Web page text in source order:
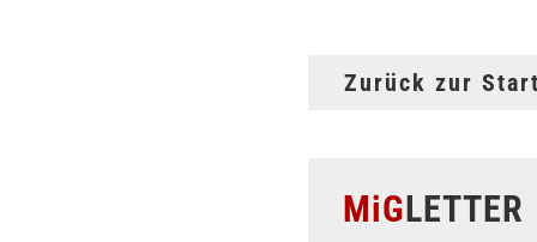
Zurück zur
MiGLETTER